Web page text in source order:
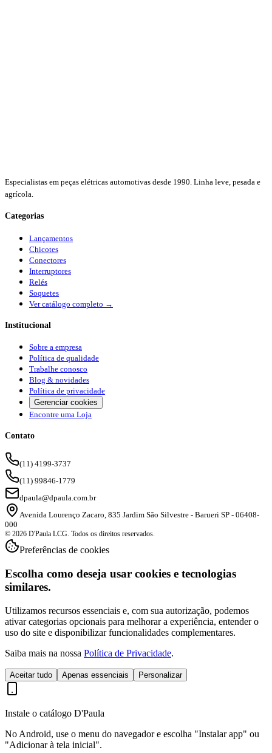
Especialistas em peças elétricas automotivas desde 1990. Linha leve, pesada e
agrícola.
Categorias
Lançamentos
Chicotes
Conectores
Interruptores
Relés
Soquetes
Ver catálogo completo →
Institucional
Sobre a empresa
Política de qualidade
Trabalhe conosco
Blog & novidades
Política de privacidade
Gerenciar cookies
Encontre uma Loja
Contato
(11) 4199-3737
(11) 99846-1779
dpaula@dpaula.com.br
Avenida Lourenço Zacaro, 835 Jardim São Silvestre - Barueri SP - 06408-
000
© 2026 D'Paula LCG. Todos os direitos reservados.
Preferências de cookies
Escolha como deseja usar cookies e tecnologias
similares.
Utilizamos recursos essenciais e, com sua autorização, podemos
ativar categorias opcionais para melhorar a experiência, entender o
uso do site e disponibilizar funcionalidades complementares.
Saiba mais na nossa Política de Privacidade.
Aceitar tudo Apenas essenciais Personalizar
Instale o catálogo D'Paula
No Android, use o menu do navegador e escolha "Instalar app" ou
"Adicionar à tela inicial".